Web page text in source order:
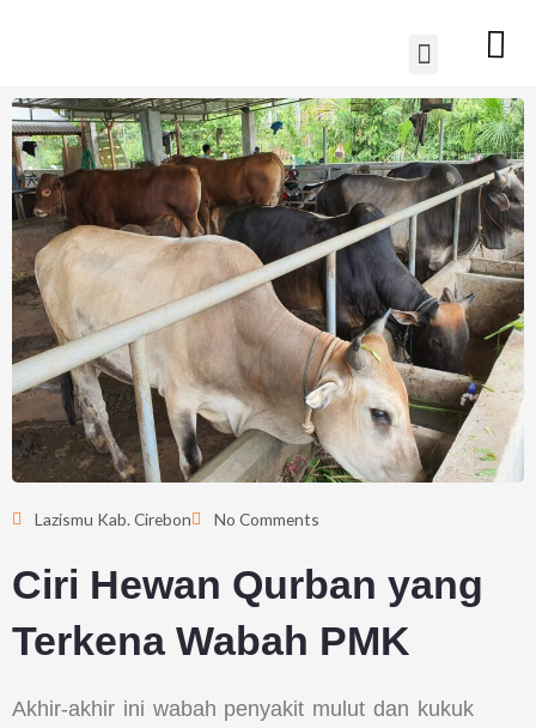
Menu
Lazismu Kab. Cirebon No Comments
Ciri Hewan Qurban yang
Terkena Wabah PMK
Akhir-akhir ini wabah penyakit mulut dan kukuk